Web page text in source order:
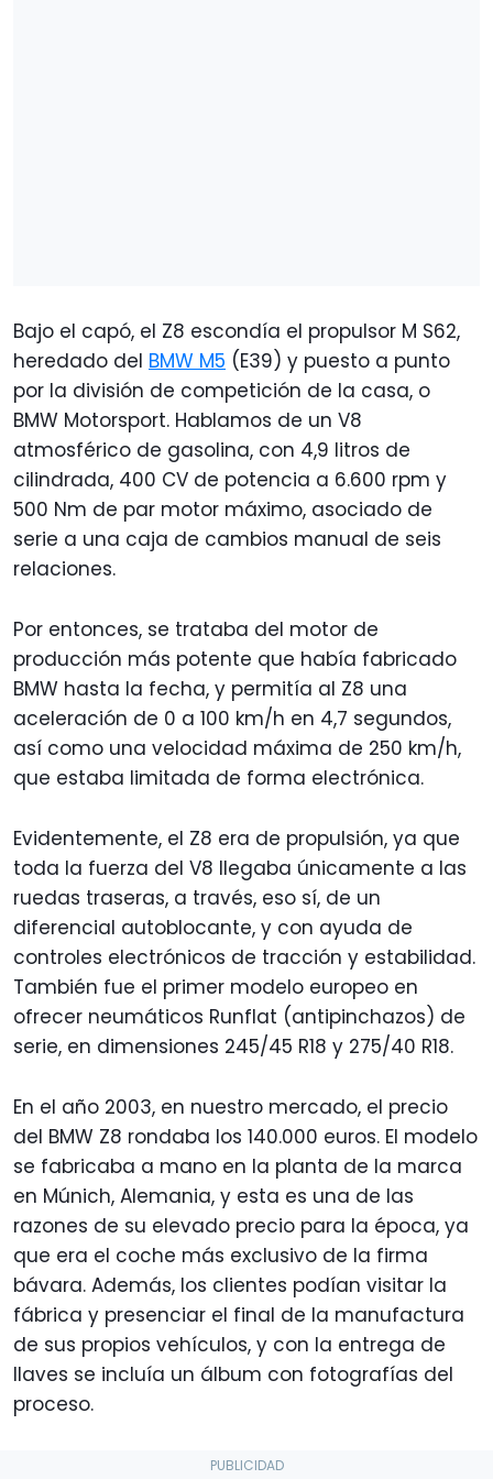
Bajo el capó, el Z8 escondía el propulsor M S62,
heredado del BMW M5 (E39) y puesto a punto
por la división de competición de la casa, o
BMW Motorsport. Hablamos de un V8
atmosférico de gasolina, con 4,9 litros de
cilindrada, 400 CV de potencia a 6.600 rpm y
500 Nm de par motor máximo, asociado de
serie a una caja de cambios manual de seis
relaciones.
Por entonces, se trataba del motor de
producción más potente que había fabricado
BMW hasta la fecha, y permitía al Z8 una
aceleración de 0 a 100 km/h en 4,7 segundos,
así como una velocidad máxima de 250 km/h,
que estaba limitada de forma electrónica.
Evidentemente, el Z8 era de propulsión, ya que
toda la fuerza del V8 llegaba únicamente a las
ruedas traseras, a través, eso sí, de un
diferencial autoblocante, y con ayuda de
controles electrónicos de tracción y estabilidad.
También fue el primer modelo europeo en
ofrecer neumáticos Runflat (antipinchazos) de
serie, en dimensiones 245/45 R18 y 275/40 R18.
En el año 2003, en nuestro mercado, el precio
del BMW Z8 rondaba los 140.000 euros. El modelo
se fabricaba a mano en la planta de la marca
en Múnich, Alemania, y esta es una de las
razones de su elevado precio para la época, ya
que era el coche más exclusivo de la firma
bávara. Además, los clientes podían visitar la
fábrica y presenciar el final de la manufactura
de sus propios vehículos, y con la entrega de
llaves se incluía un álbum con fotografías del
proceso.